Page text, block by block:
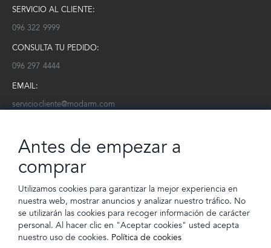
SERVICIO AL CLIENTE:
096 322 9999
CONSULTA TU PEDIDO:
096 297 4444
EMAIL:
serviciocliente@modarm.com
Conoce toda la información sobre últimas colecciones, eventos y
Subscríbete a nuestro newsletter
SUSCRIBIRSE
Antes de empezar a
comprar
Utilizamos cookies para garantizar la mejor experiencia en
nuestra web, mostrar anuncios y analizar nuestro tráfico. No
se utilizarán las cookies para recoger información de carácter
personal. Al hacer clic en "Aceptar cookies" usted acepta
nuestro uso de cookies. Política de cookies